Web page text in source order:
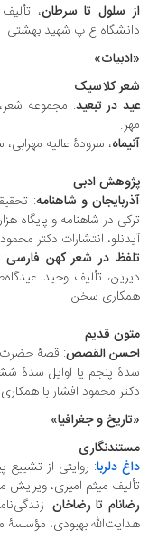
سلول تا سرطان، تألیف
ع پ شهید بهشتی‏‫.
کلاسیک
در تبعید: مجموعه شعر، سرودۀ
، سرودۀ عالیه مهرابی، سوره
ادبی
و شاهنامه: تحقیقی
در شاهنامه و پایگاه
انتشارات دکتر محمود
در شعر کهن فارسی :
تألیف وحید
سخن.
قدیم
القصص: قصۀ حضرت یوسف
پنجم یا اوایل سدۀ ششم،
محمود افشار با همکاری سخن.
و جغرافیا»
دلربا: روایتی از تشییع پیکر
میثم امیری، ویرایش
تا رضاخان
بهبودی، ‏‫مؤسسۀ مطالعات و پژوهش‌های سیاسی.